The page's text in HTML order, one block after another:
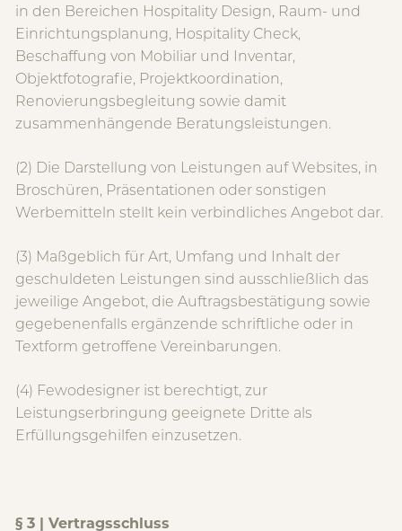
in den Bereichen Hospitality Design, Raum- und
Einrichtungsplanung, Hospitality Check,
Beschaffung von Mobiliar und Inventar,
Objektfotografie, Projektkoordination,
Renovierungsbegleitung sowie damit
zusammenhängende Beratungsleistungen.
(2) Die Darstellung von Leistungen auf Websites, in
Broschüren, Präsentationen oder sonstigen
Werbemitteln stellt kein verbindliches Angebot dar.
(3) Maßgeblich für Art, Umfang und Inhalt der
geschuldeten Leistungen sind ausschließlich das
jeweilige Angebot, die Auftragsbestätigung sowie
gegebenenfalls ergänzende schriftliche oder in
Textform getroffene Vereinbarungen.
(4) Fewodesigner ist berechtigt, zur
Leistungserbringung geeignete Dritte als
Erfüllungsgehilfen einzusetzen.
§ 3 | Vertragsschluss